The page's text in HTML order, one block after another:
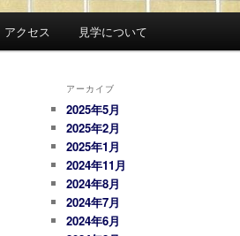
アクセス 見学について
アーカイブ
2025年5月
2025年2月
2025年1月
2024年11月
2024年8月
2024年7月
2024年6月